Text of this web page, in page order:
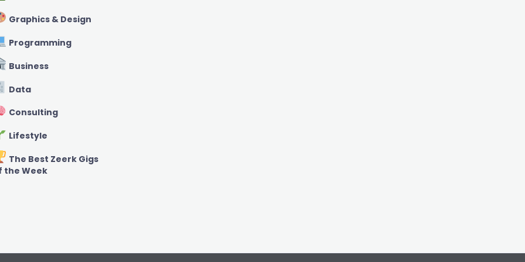
Graphics & Design
Programming
Business
Data
Consulting
Lifestyle
The Best Zeerk Gigs
the Week